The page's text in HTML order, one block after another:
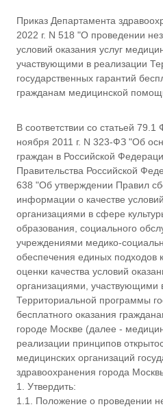
ч
р
е
е
н
з
д
р
а
в
х
р
а
н
е
я
г
о
р
о
о
Приказ Департамента
2022 г. N 518 "О проведении
условий оказания услуг
участвующими в реализации
государственных гарантий
гражданам медицинской
В соответствии со статьей 79.1
ноября 2011 г. N 323-ФЗ "Об
граждан в Российской
Правительства Российской
638 "Об утверждении Правил
информации о качестве
организациями в сфере
образования, социального
учреждениями медико-
обеспечения единых подходов
оценки качества условий
организациями, участвующими
Территориальной программы
бесплатного оказания
городе Москве (далее -
реализации принципов
медицинских организаций
здравоохранения города
1. Утвердить:
1.1. Положение о проведении